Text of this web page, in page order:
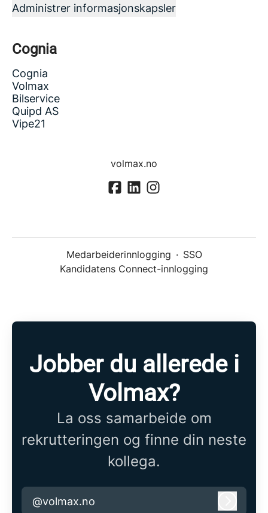
Administrer informasjonskapsler
Cognia
Cognia
Volmax
Bilservice
Quipd AS
Vipe21
volmax.no
Medarbeiderinnlogging · SSO
Kandidatens Connect-innlogging
Jobber du allerede i
Volmax?
La oss samarbeide om
rekrutteringen og finne din neste
kollega.
@volmax.no